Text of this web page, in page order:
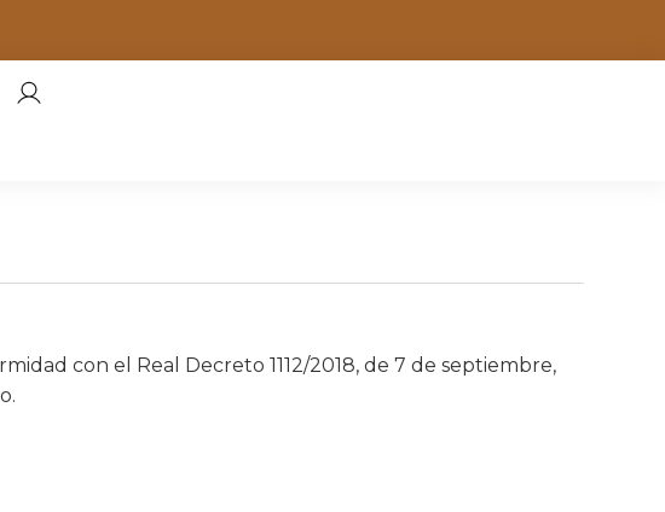
con el Real Decreto 1112/2018, de 7 de septiembre,